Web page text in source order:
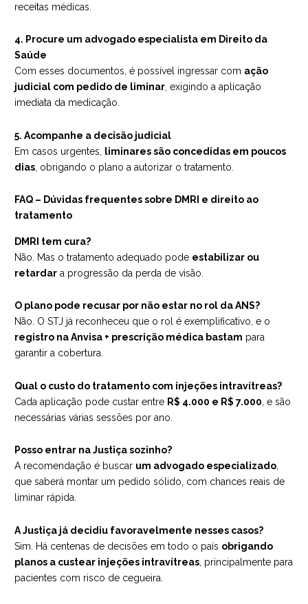
receitas médicas.
4. Procure um advogado especialista em Direito da
Saúde
Com esses documentos, é possível ingressar com ação
judicial com pedido de liminar, exigindo a aplicação
imediata da medicação.
5. Acompanhe a decisão judicial
Em casos urgentes,
liminares são concedidas em poucos
dias , obrigando o plano a autorizar o tratamento.
FAQ – Dúvidas frequentes sobre DMRI e direito ao
tratamento
DMRI tem cura?
Não. Mas o tratamento adequado pode estabilizar ou
retardar a progressão da perda de visão.
O plano pode recusar por não estar no rol da ANS?
Não. O STJ já reconheceu que o rol é exemplificativo, e o
registro na Anvisa + prescrição médica bastam para
garantir a cobertura.
Qual o custo do tratamento com injeções intravítreas?
Cada aplicação pode custar entre R$ 4.000 e R$ 7.000 , e são
necessárias várias sessões por ano.
Posso entrar na Justiça sozinho?
A recomendação é buscar um advogado especializado
que saberá montar um pedido sólido, com chances reais de
liminar rápida.
A Justiça já decidiu favoravelmente nesses casos?
Sim. Há centenas de decisões em todo o país obrigando
planos a custear injeções intravítreas , principalmente para
pacientes com risco de cegueira.